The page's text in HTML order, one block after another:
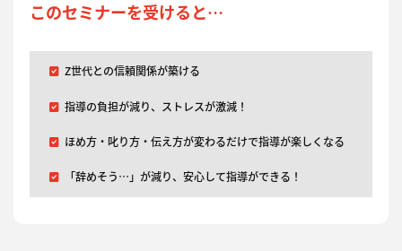
このセミナーを受けると…
Z世代との信頼関係が築ける
指導の負担が減り、ストレスが激減！
ほめ方・叱り方・伝え方が変わるだけで指導が楽しくなる
「辞めそう…」が減り、安心して指導ができる！